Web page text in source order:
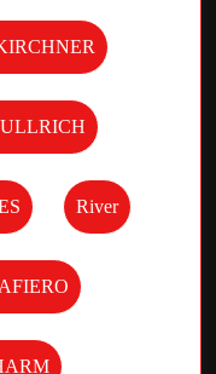
River